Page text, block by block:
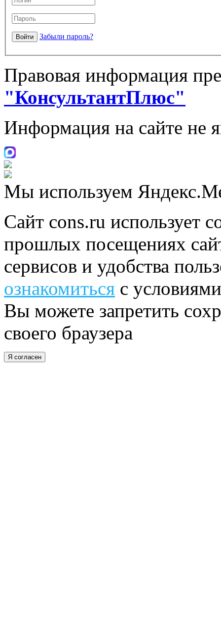
Забыли пароль?
Правовая информация
"КонсультантПлюс"
Информация на сайте не
Мы используем
Сайт cons.ru использует
прошлых посещениях
сервисов и удобства
ознакомиться с
Вы можете запретить
своего браузера
Я согласен